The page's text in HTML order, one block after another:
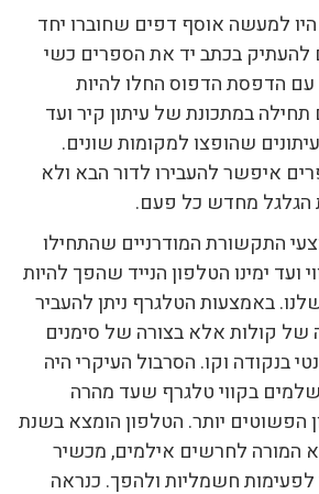
למעשה אוסף דפים שחוברו יחד
להעתיק בכתב יד את הספרים כשי
הדפסת הדפוס החלו להיות
תחילה במתכונת של עיתון קיר ועד
שהופצו למקומות שונים.
איפשר להעבירו לדור הבא ולא
הגלגל מחדש כל פעם.
אמצעי התקשורת המודרניים שהתחילו
ועד ימינו הטלפון הנייד שהפך להיות
באמצעות הטלגרף ניתן להעביר
של קולות אלא בצורה של סימנים
בנקודה וקו. הסרבול העיקרי היה
בקווי טלגרף שעד מהרה
הפשוטים יותר. הטלפון הומצא בשנת
המורה לחרשים אילמים, מכשיר
חשמליות ולהפך. כנראה